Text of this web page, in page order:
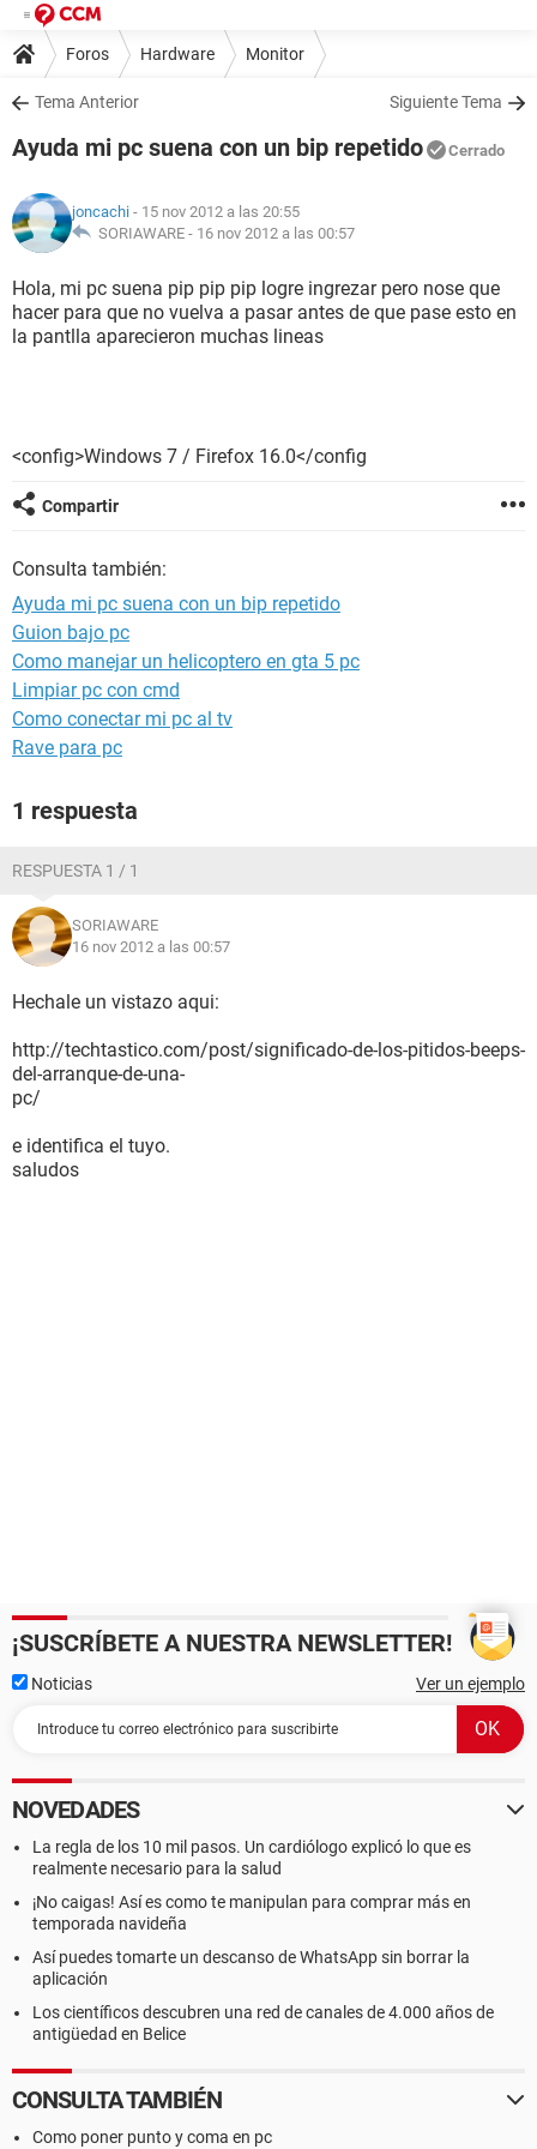
Foros Hardware Monitor
Tema Anterior Siguiente Tema
Ayuda mi pc suena con un bip repetido Cerrado
joncachi - 15 nov 2012 a las 20:55
SORIAWARE - 16 nov 2012 a las 00:57
Hola, mi pc suena pip pip pip logre ingrezar pero nose que
hacer para que no vuelva a pasar antes de que pase esto en
la pantlla aparecieron muchas lineas
<config>Windows 7 / Firefox 16.0</config
Compartir
Consulta también:
Ayuda mi pc suena con un bip repetido
Guion bajo pc
Como manejar un helicoptero en gta 5 pc
Limpiar pc con cmd
Como conectar mi pc al tv
Rave para pc
1 respuesta
RESPUESTA 1 / 1
SORIAWARE
16 nov 2012 a las 00:57
Hechale un vistazo aqui:
http://techtastico.com/post/significado-de-los-pitidos-beeps-
del-arranque-de-una-
pc/
e identifica el tuyo.
saludos
¡SUSCRÍBETE A NUESTRA NEWSLETTER!
Noticias Ver un ejemplo
NOVEDADES
La regla de los 10 mil pasos. Un cardiólogo explicó lo que es
realmente necesario para la salud
¡No caigas! Así es como te manipulan para comprar más en
temporada navideña
Así puedes tomarte un descanso de WhatsApp sin borrar la
aplicación
Los científicos descubren una red de canales de 4.000 años de
antigüedad en Belice
CONSULTA TAMBIÉN
Como poner punto y coma en pc